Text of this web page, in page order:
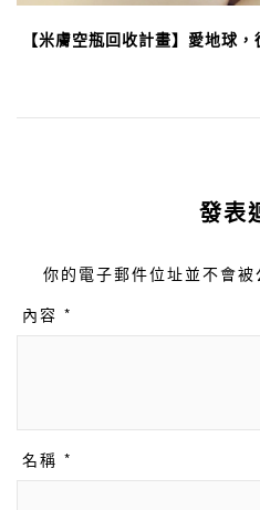
【米膚空瓶回收計畫】愛地球，
發表
你的電子郵件位址並不會
內容 *
名稱 *